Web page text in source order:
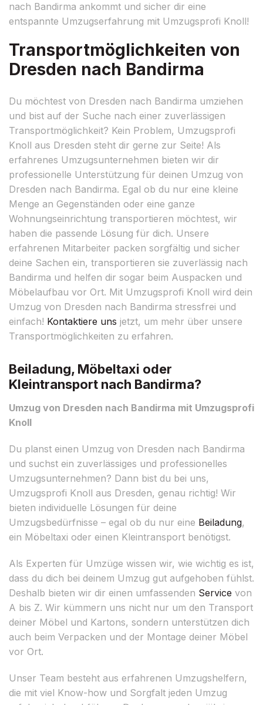
nach Bandirma ankommt und sicher dir eine
entspannte Umzugserfahrung mit Umzugsprofi Knoll!
Transportmöglichkeiten von
Dresden nach Bandirma
Du möchtest von Dresden nach Bandirma umziehen
und bist auf der Suche nach einer zuverlässigen
Transportmöglichkeit? Kein Problem, Umzugsprofi
Knoll aus Dresden steht dir gerne zur Seite! Als
erfahrenes Umzugsunternehmen bieten wir dir
professionelle Unterstützung für deinen Umzug von
Dresden nach Bandirma. Egal ob du nur eine kleine
Menge an Gegenständen oder eine ganze
Wohnungseinrichtung transportieren möchtest, wir
haben die passende Lösung für dich. Unsere
erfahrenen Mitarbeiter packen sorgfältig und sicher
deine Sachen ein, transportieren sie zuverlässig nach
Bandirma und helfen dir sogar beim Auspacken und
Möbelaufbau vor Ort. Mit Umzugsprofi Knoll wird dein
Umzug von Dresden nach Bandirma stressfrei und
einfach! Kontaktiere uns jetzt, um mehr über unsere
Transportmöglichkeiten zu erfahren.
Beiladung, Möbeltaxi oder
Kleintransport nach Bandirma?
Umzug von Dresden nach Bandirma mit Umzugsprofi
Knoll
Du planst einen Umzug von Dresden nach Bandirma
und suchst ein zuverlässiges und professionelles
Umzugsunternehmen? Dann bist du bei uns,
Umzugsprofi Knoll aus Dresden, genau richtig! Wir
bieten individuelle Lösungen für deine
Umzugsbedürfnisse – egal ob du nur eine Beiladung,
ein Möbeltaxi oder einen Kleintransport benötigst.
Als Experten für Umzüge wissen wir, wie wichtig es ist,
dass du dich bei deinem Umzug gut aufgehoben fühlst.
Deshalb bieten wir dir einen umfassenden Service von
A bis Z. Wir kümmern uns nicht nur um den Transport
deiner Möbel und Kartons, sondern unterstützen dich
auch beim Verpacken und der Montage deiner Möbel
vor Ort.
Unser Team besteht aus erfahrenen Umzugshelfern,
die mit viel Know-how und Sorgfalt jeden Umzug